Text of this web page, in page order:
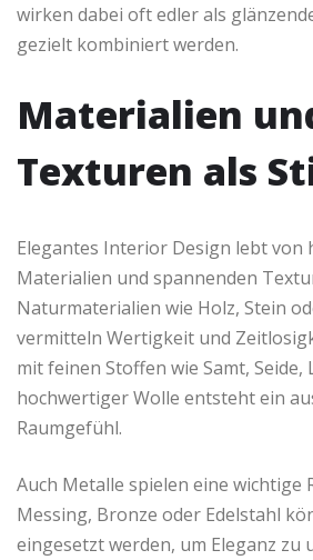
wirken dabei oft edler als
gezielt kombiniert werden.
Materialien
Texturen als
Elegantes Interior Design lebt von
Materialien und spannenden
Naturmaterialien wie Holz, Stein
vermitteln Wertigkeit und
mit feinen Stoffen wie Samt, Seide,
hochwertiger Wolle entsteht ein
Raumgefühl.
Auch Metalle spielen eine wichtige
Messing, Bronze oder Edelstahl
eingesetzt werden, um Eleganz zu